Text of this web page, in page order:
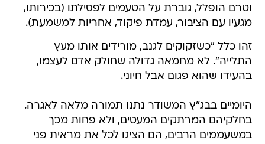
וטרם הופלל, גוברת על הטעמים לפסילתו (בכירותו,
מגעיו עם הציבור, עמדת פיקוד, אחריות למשמעת).
זהו כלל "כשזקוקים לגנב, מורידים אותו מעץ
התלייה". לא מחמאה גדולה שחולק אדם לעצמו,
בהעידו שהוא פגום אבל חיוני.
היומיים בבג"ץ המשודר נתנו תמורה מלאה לאגרה.
בחלקיהם המרתקים המעטים, ולא פחות מכך
במשעממים הרבים, הם הציגו לכל את מראית פני